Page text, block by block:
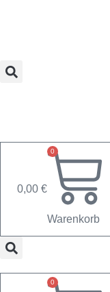
0,00 €
0
Warenkorb
0